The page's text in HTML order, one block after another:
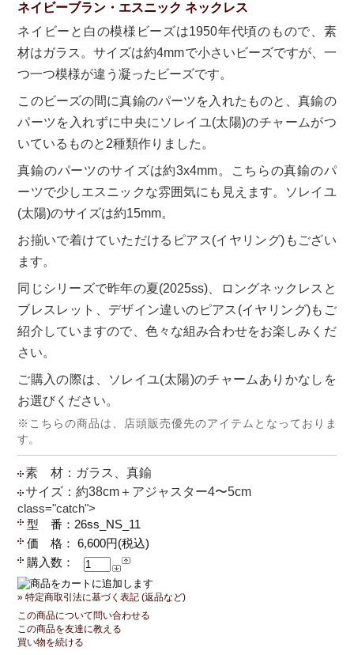
ネイビーブラン・エスニック ネックレス
ネイビーと白の模様ビーズは1950年代頃のもので、素
材はガラス。サイズは約4mmで小さいビーズですが、一
つ一つ模様が違う凝ったビーズです。
このビーズの間に真鍮のパーツを入れたものと、真鍮の
パーツを入れずに中央にソレイユ(太陽)のチャームがつ
いているものと2種類作りました。
真鍮のパーツのサイズは約3x4mm。こちらの真鍮のパ
ーツで少しエスニックな雰囲気にも見えます。ソレイユ
(太陽)のサイズは約15mm。
お揃いで着けていただけるピアス(イヤリング)もござい
ます。
同じシリーズで昨年の夏(2025ss)、ロングネックレスと
ブレスレット、デザイン違いのピアス(イヤリング)もご
紹介していますので、色々な組み合わせをお楽しみくだ
さい。
ご購入の際は、ソレイユ(太陽)のチャームありかなしを
お選びください。
※こちらの商品は、店頭販売優先のアイテムとなっておりま
す。
素 材：ガラス、真鍮
サイズ：約38cm＋アジャスター4〜5cm
class="catch">
型 番：26ss_NS_11
価 格： 6,600円(税込)
購入数：
» 特定商取引法に基づく表記 (返品など)
この商品について問い合わせる
この商品を友達に教える
買い物を続ける